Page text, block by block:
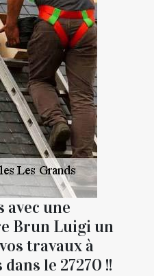
avec une
Brun Luigi un
travaux à
le 27270 !!